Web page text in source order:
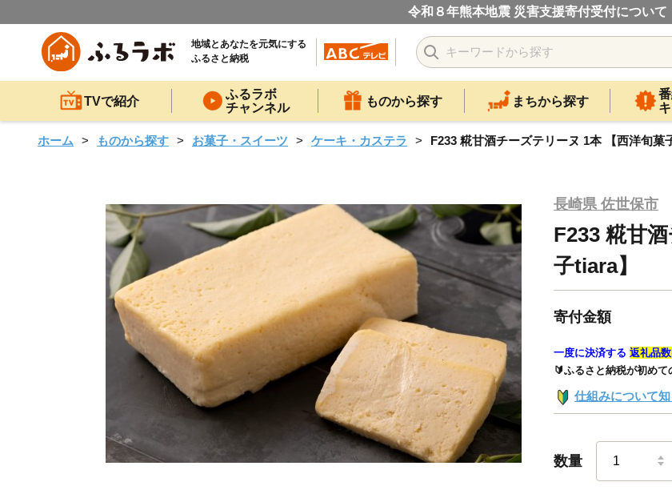
令和８年熊本地震 災害支援寄付受付について
地域とあなたを元気にする
ふるさと納税
TVで紹介
ふるラボ
チャンネル
ものから探す まちから探す
ホーム ものから探す お菓子・スイーツ ケーキ・カステラ F233 糀甘酒チーズテリーヌ 1本 【西洋旬菓
長崎県 佐世保市
F233 糀甘
子tiara】
寄付金額
一度に決済する 返礼品
🔰ふるさと納税が初め
仕組みについて知
数量